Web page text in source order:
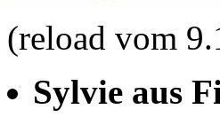
(reload vom
Sylvie aus